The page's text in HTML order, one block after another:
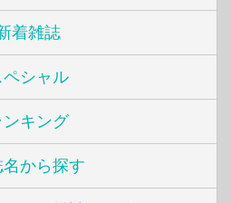
着雑誌
ペシャル
ンキング
から探す